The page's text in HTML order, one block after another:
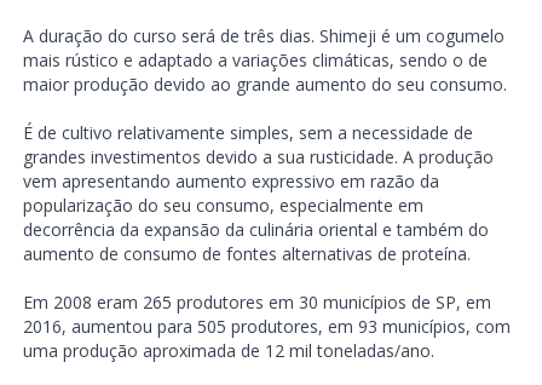
A duração do curso será de três dias. Shimeji é um cogumelo
mais rústico e adaptado a variações climáticas, sendo o de
maior produção devido ao grande aumento do seu consumo.
É de cultivo relativamente simples, sem a necessidade de
grandes investimentos devido a sua rusticidade. A produção
vem apresentando aumento expressivo em razão da
popularização do seu consumo, especialmente em
decorrência da expansão da culinária oriental e também do
aumento de consumo de fontes alternativas de proteína.
Em 2008 eram 265 produtores em 30 municípios de SP, em
2016, aumentou para 505 produtores, em 93 municípios, com
uma produção aproximada de 12 mil toneladas/ano.